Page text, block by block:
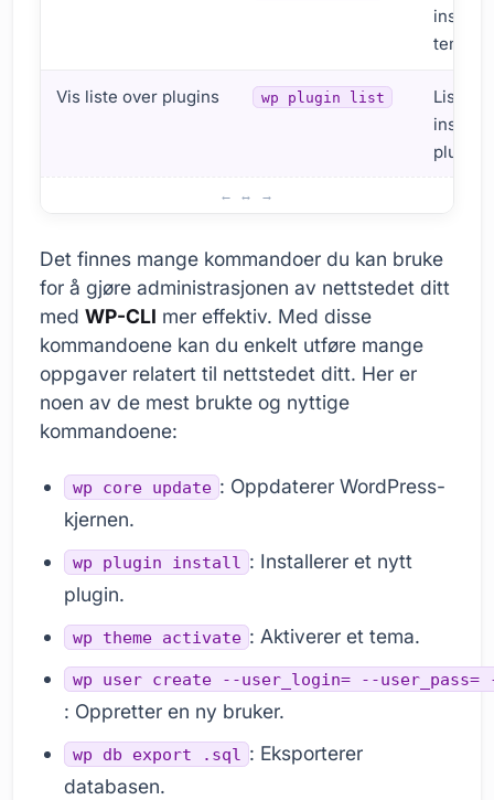
temaer.
Vis liste over plugins wp plugin list
Lister
Det finnes mange kommandoer du kan bruke
for å gjøre administrasjonen av nettstedet ditt
med WP-CLI mer effektiv. Med disse
kommandoene kan du enkelt utføre mange
oppgaver relatert til nettstedet ditt. Her er
noen av de mest brukte og nyttige
kommandoene:
wp core update : Oppdaterer WordPress-
kjernen.
wp plugin install : Installerer et nytt
plugin.
wp theme activate : Aktiverer et tema.
wp user create --user_login= --user_pass=
: Oppretter en ny bruker.
wp db export .sql : Eksporterer
databasen.